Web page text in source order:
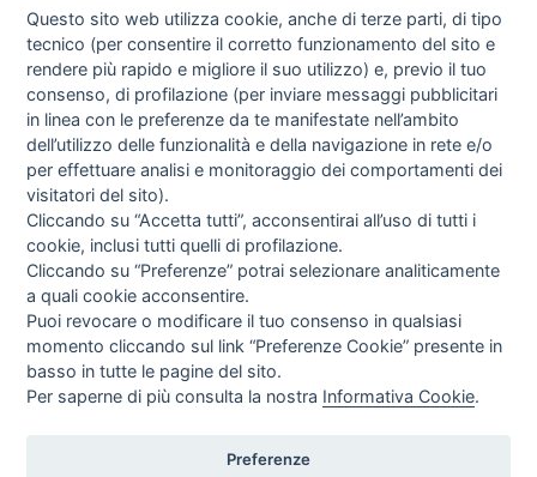
I libri Vedi tutti
Direttrice Responsabile: Alessandra Costante | Registrazione al Tribunale Civile
Questo sito web utilizza cookie, anche di terze parti, di tipo
tecnico (per consentire il corretto funzionamento del sito e
rendere più rapido e migliore il suo utilizzo) e, previo il tuo
consenso, di profilazione (per inviare messaggi pubblicitari
in linea con le preferenze da te manifestate nell’ambito
dell’utilizzo delle funzionalità e della navigazione in rete e/o
per effettuare analisi e monitoraggio dei comportamenti dei
visitatori del sito).
Cliccando su “Accetta tutti”, acconsentirai all’uso di tutti i
cookie, inclusi tutti quelli di profilazione.
Cliccando su “Preferenze” potrai selezionare analiticamente
a quali cookie acconsentire.
Puoi revocare o modificare il tuo consenso in qualsiasi
momento cliccando sul link “Preferenze Cookie” presente in
basso in tutte le pagine del sito.
Per saperne di più consulta la nostra Informativa Cookie.
Preferenze